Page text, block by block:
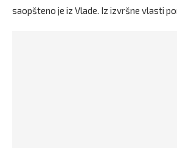
saopšteno je iz Vlade. Iz izvršne vlasti